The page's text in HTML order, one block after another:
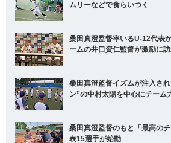
ムリーなどで食らいつく
桑田真澄監督率いるU-12代表
ームの井口資仁監督が激励に
桑田真澄監督イズムが注入さ
ン”の中村太陽を中心にチーム
桑田真澄監督のもと「最高の
表15選手が始動